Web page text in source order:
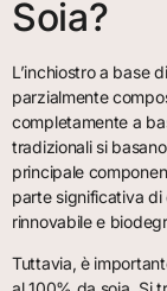
Soia?
L’inchiostro a base
parzialmente
completamente a
tradizionali si
principale
parte significativa di
rinnovabile e
Tuttavia, è